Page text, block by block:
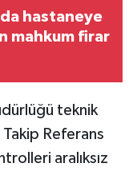
hastaneye
mahkum firar
teknik
Referans
aralıksız